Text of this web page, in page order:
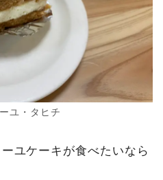
ユ・タヒチ
ユケーキが食べたいなら